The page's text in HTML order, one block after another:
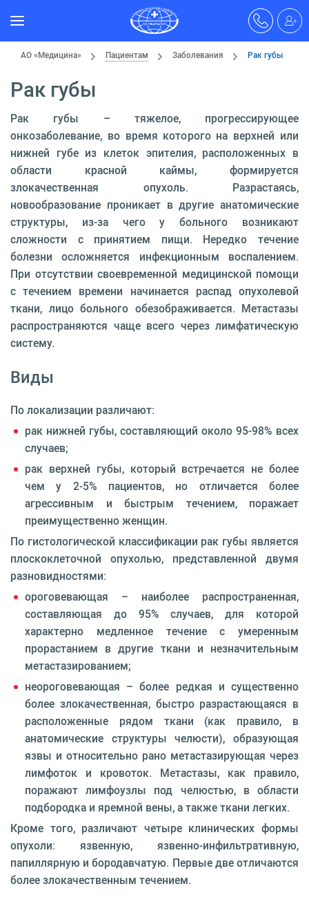
АО «Медицина» Пациентам Заболевания Рак губы
Рак губы
Рак губы – тяжелое, прогрессирующее
онкозаболевание, во время которого на верхней или
нижней губе из клеток эпителия, расположенных в
области красной каймы, формируется
злокачественная опухоль. Разрастаясь,
новообразование проникает в другие анатомические
структуры, из-за чего у больного возникают
сложности с принятием пищи. Нередко течение
болезни осложняется инфекционным воспалением.
При отсутствии своевременной медицинской помощи
с течением времени начинается распад опухолевой
ткани, лицо больного обезображивается. Метастазы
распространяются чаще всего через лимфатическую
систему.
Виды
По локализации различают:
рак нижней губы, составляющий около 95-98% всех
случаев;
рак верхней губы, который встречается не более
чем у 2-5% пациентов, но отличается более
агрессивным и быстрым течением, поражает
преимущественно женщин.
По гистологической классификации рак губы является
плоскоклеточной опухолью, представленной двумя
разновидностями:
ороговевающая – наиболее распространенная,
составляющая до 95% случаев, для которой
характерно медленное течение с умеренным
прорастанием в другие ткани и незначительным
метастазированием;
неороговевающая – более редкая и существенно
более злокачественная, быстро разрастающаяся в
расположенные рядом ткани (как правило, в
анатомические структуры челюсти), образующая
язвы и относительно рано метастазирующая через
лимфоток и кровоток. Метастазы, как правило,
поражают лимфоузлы под челюстью, в области
подбородка и яремной вены, а также ткани легких.
Кроме того, различают четыре клинических формы
опухоли: язвенную, язвенно-инфильтративную,
папиллярную и бородавчатую. Первые две отличаются
более злокачественным течением.